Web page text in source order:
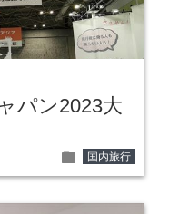
パン2023大
folder 国内旅行